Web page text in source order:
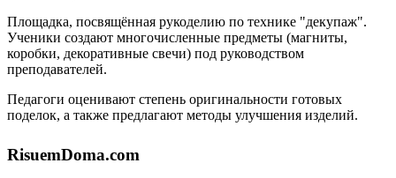
Площадка, посвящённая рукоделию по технике "декупаж".
Ученики создают многочисленные предметы (магниты,
коробки, декоративные свечи) под руководством
преподавателей.
Педагоги оценивают степень оригинальности готовых
поделок, а также предлагают методы улучшения изделий.
RisuemDoma.com